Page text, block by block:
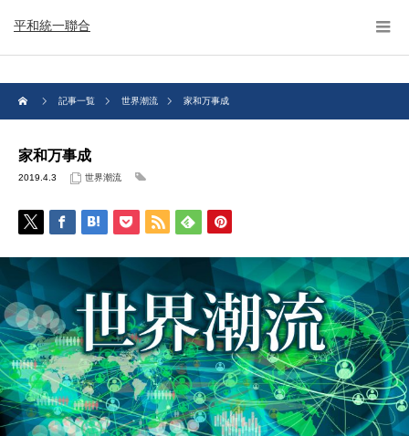
平和統一聯合
記事一覧 世界潮流 家和万事成
家和万事成
2019.4.3 世界潮流